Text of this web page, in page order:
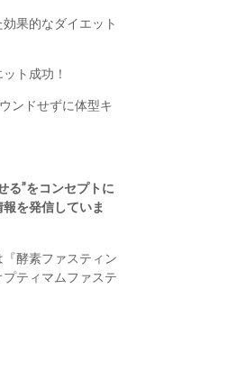
果的なダイエット
ト成功！
ンドせずに体型キ
る”をコンセプトに
を発信していま
酵素ファスティン
ティマムファステ